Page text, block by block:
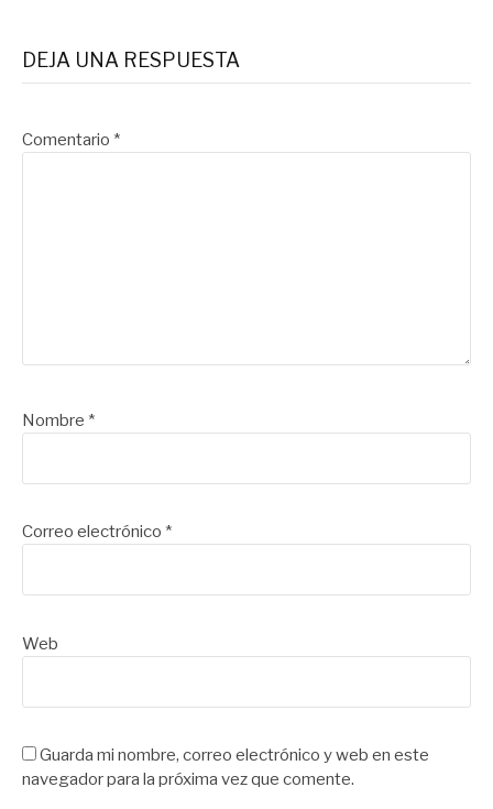
DEJA UNA RESPUESTA
Comentario *
Nombre *
Correo electrónico *
Web
Guarda mi nombre, correo electrónico y web en este
navegador para la próxima vez que comente.